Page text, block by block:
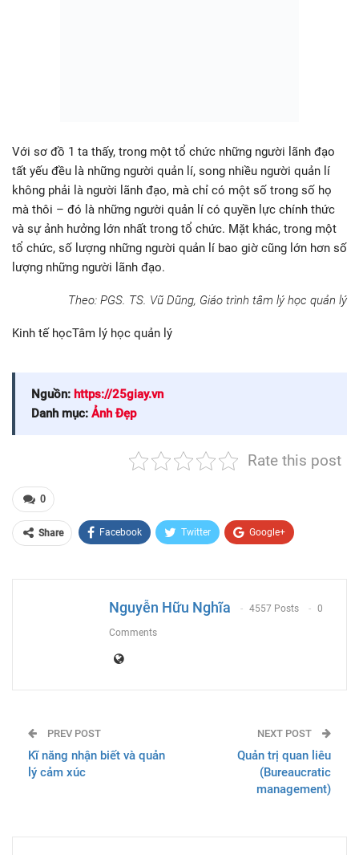
Với sơ đồ 1 ta thấy, trong một tổ chức những người lãnh đạo
tất yếu đều là những người quản lí, song nhiều người quản lí
không phải là người lãnh đạo, mà chỉ có một số trong số họ
mà thôi – đó là những người quản lí có quyền lực chính thức
và sự ảnh hưởng lớn nhất trong tổ chức. Mặt khác, trong một
tổ chức, số lượng những người quản lí bao giờ cũng lớn hơn số
lượng những người lãnh đạo.
Theo: PGS. TS. Vũ Dũng, Giáo trình tâm lý học quản lý
Kinh tế họcTâm lý học quản lý
Nguồn: https://25giay.vn
Danh mục: Ảnh Đẹp
Rate this post
0
Share Facebook Twitter Google+
Nguyễn Hữu Nghĩa 4557 Posts 0
Comments
PREV POST
Kĩ năng nhận biết và quản
lý cảm xúc
NEXT POST
Quản trị quan liêu
(Bureaucratic
management)